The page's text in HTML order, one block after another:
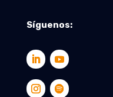
Síguenos: